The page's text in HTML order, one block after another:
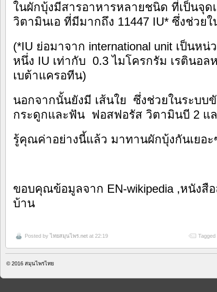
ในผักบุ้งมีสารอาหารหลายชนิด ที่เป็นจุด
วิตามินเอ ที่มีมากถึง 11447 IU* ซึ่งช่วยใ
(*IU ย่อมาจาก international unit เป็นห
หนึ่ง IU เท่ากับ 0.3 ไมโครกรัม เรตินอล
เบต้าแครอทีน)
นอกจากนั้นยังมี เส้นใย ซึ่งช่วยในระบบ
กระดูกและฟัน ฟอสฟอรัส วิตามินบี 2 แ
รู้คุณค่าอย่างนี้แล้ว มาทานผักบุ้งกันเยอะ
ขอบคุณข้อมูลจาก EN-wikipedia ,หนังสื
บ้าน
Posted by ไทยสมุนไพร.net at 22:19
© 2016 สมุนไพรไทย